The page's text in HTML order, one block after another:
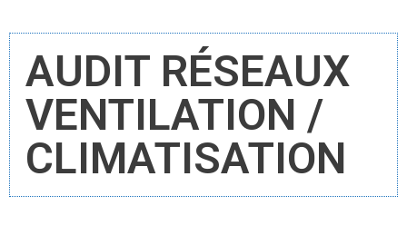
AUDIT RÉSEAUX
VENTILATION /
CLIMATISATION